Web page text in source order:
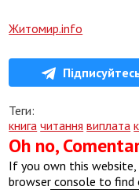
Житомир.info
Теги:
книга читання виплата
Oh no,
If you own this
browser console to find